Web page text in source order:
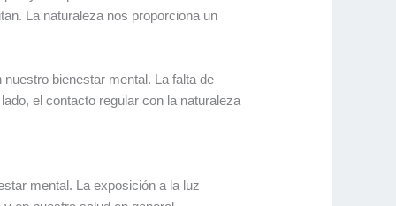
La naturaleza nos proporciona un
bienestar mental. La falta de
el contacto regular con la naturaleza
mental. La exposición a la luz